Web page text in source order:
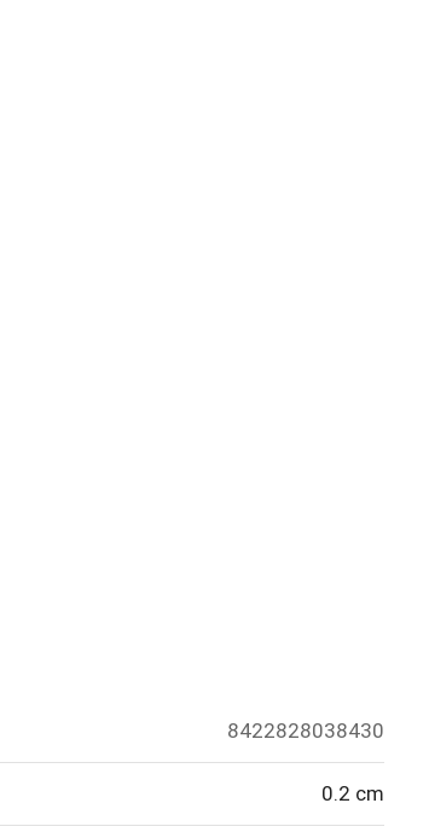
8422828038430
0.2 cm